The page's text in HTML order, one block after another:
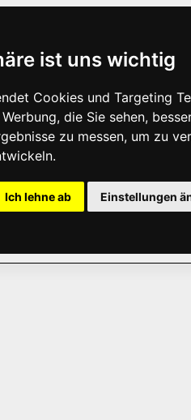
ist uns wichtig
Cookies und Targeting
die Sie sehen,
zu messen, um zu
Ich lehne ab Einstellungen